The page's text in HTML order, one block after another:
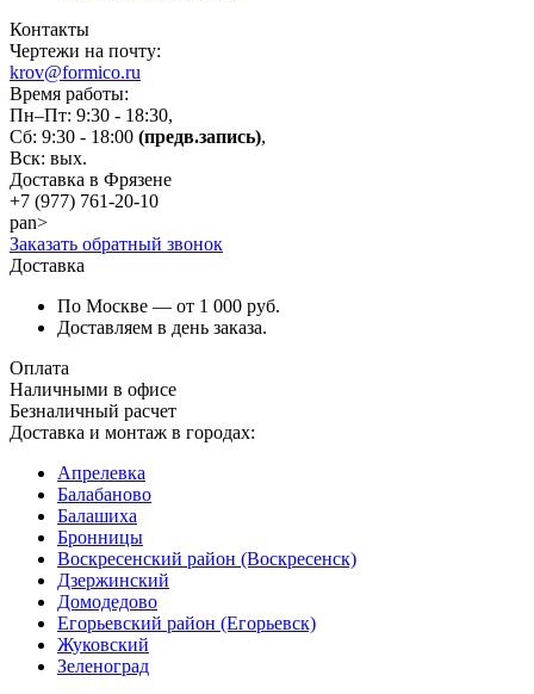
Контакты
Чертежи на почту:
krov@formico.ru
Время работы:
Пн–Пт: 9:30 - 18:30,
Сб: 9:30 - 18:00 (предв.запись),
Вск: вых.
Доставка в Фрязене
+7 (977) 761-20-10
pan>
Заказать обратный звонок
Доставка
По Москве — от 1 000 руб.
Доставляем в день заказа.
Оплата
Наличными в офисе
Безналичный расчет
Доставка и монтаж в городах:
Апрелевка
Балабаново
Балашиха
Бронницы
Воскресенский район (Воскресенск)
Дзержинский
Домодедово
Егорьевский район (Егорьевск)
Жуковский
Зеленоград